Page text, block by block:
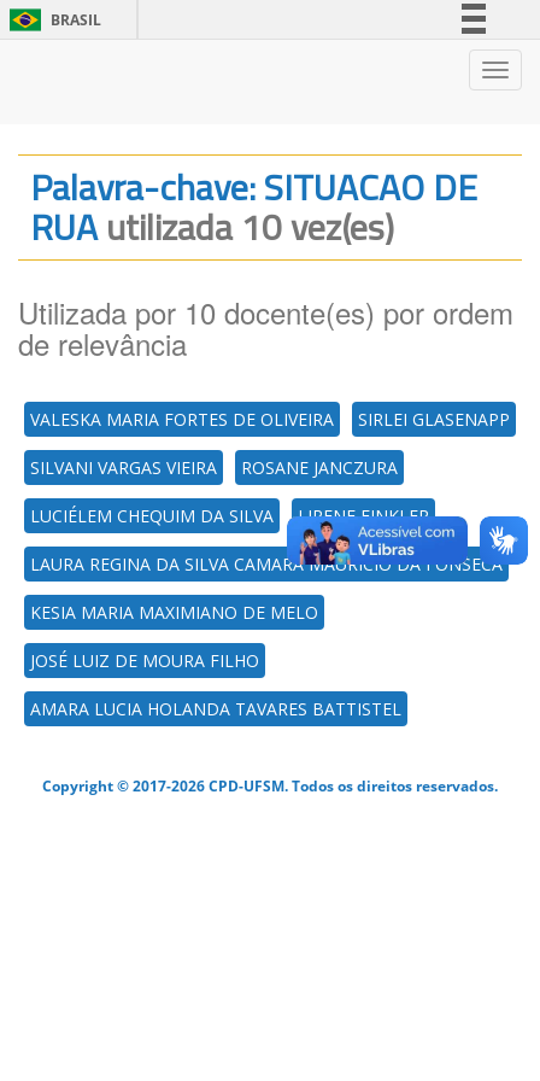
BRASIL
Legislação
Canais
Palavra-chave: SITUACAO DE
RUAutilizada 10 vez(es)
Utilizada por 10 docente(es) por ordem
de relevância
VALESKA MARIA FORTES DE OLIVEIRA SIRLEI GLASENAPP
SILVANI VARGAS VIEIRA ROSANE JANCZURA
LUCIÉLEM CHEQUIM DA SILVA LIRENE FINKLER
LAURA REGINA DA SILVA CAMARA MAURICIO DA FONSECA
KESIA MARIA MAXIMIANO DE MELO
JOSÉ LUIZ DE MOURA FILHO
AMARA LUCIA HOLANDA TAVARES BATTISTEL
Copyright © 2017-2026 CPD-UFSM. Todos os direitos reservados.